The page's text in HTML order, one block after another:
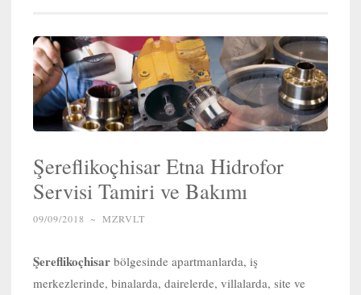
Şereflikoçhisar Etna Hidrofor
Servisi Tamiri ve Bakımı
09/09/2018 ~ MZRVLT
Şereflikoçhisar bölgesinde apartmanlarda, iş
merkezlerinde, binalarda, dairelerde, villalarda, site ve